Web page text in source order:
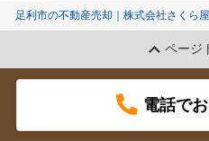
足利市の不動産売却｜株式会社さくら屋
ページ
電話で